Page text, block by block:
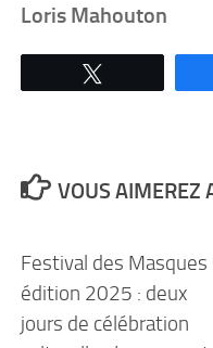
Loris Mahouton
VOUS AIMEREZ
Festival des Masques
édition 2025 : deux
jours de célébration